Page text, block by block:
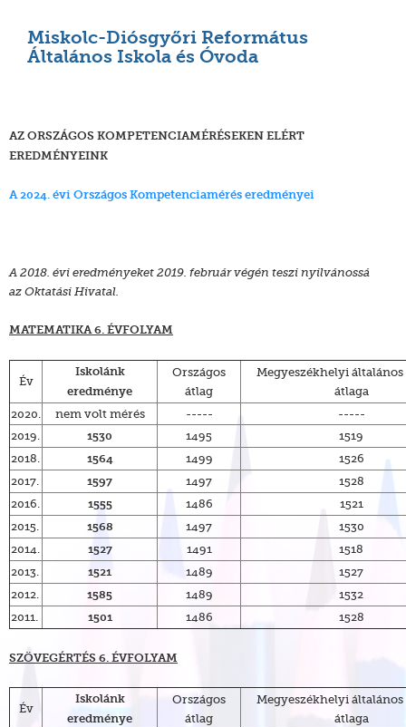
Miskolc-Diósgyőri Református
Általános Iskola és Óvoda
AZ ORSZÁGOS KOMPETENCIAMÉRÉSEKEN ELÉRT
EREDMÉNYEINK
A 2024. évi Országos Kompetenciamérés eredményei
A 2018. évi eredményeket 2019. február végén teszi nyilvánossá
az Oktatási Hivatal.
MATEMATIKA 6. ÉVFOLYAM
Év
Iskolánk
eredménye
Országos
átlag
Megyeszékhelyi
átlaga
2020.
nem volt mérés -----
-----
2019.
1530 1495
1519
2018.
1564 1499
1526
2017.
1597 1497
1528
2016.
1555 1486
1521
2015.
1568 1497
1530
2014.
1527 1491
1518
2013.
1521 1489
1527
2012.
1585 1489
1532
2011.
1501 1486 1528
SZÖVEGÉRTÉS 6. ÉVFOLYAM
Év
Iskolánk
eredménye
Országos
átlag
Megyeszékhelyi
átlaga